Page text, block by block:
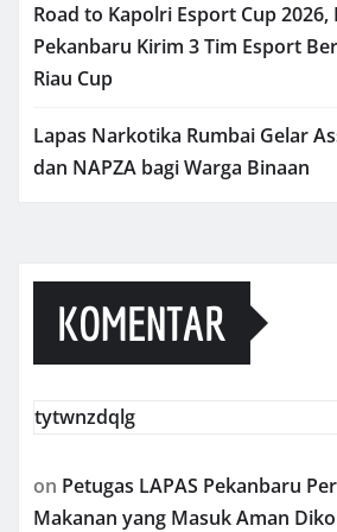
Road to Kapolri Esport Cup 2026,
Pekanbaru Kirim 3 Tim Esport
Riau Cup
Lapas Narkotika Rumbai Gelar
dan NAPZA bagi Warga Binaan
KOMENTAR
tytwnzdqlg
on Petugas LAPAS Pekanbaru
Makanan yang Masuk Aman